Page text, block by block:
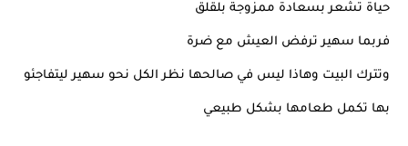
حياة تشعر بسعادة ممزوجة بلقلق
فربما سهير ترفض العيش مع ضرة
وتترك البيت وهاذا ليس في صالحها نظر الكل نحو سهير ليتفاجئو
بها تكمل طعامها بشكل طبيعي